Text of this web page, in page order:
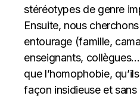
stéréotypes de genre
Ensuite, nous
entourage (famille,
enseignants,
que l’homophobie,
façon insidieuse et sans